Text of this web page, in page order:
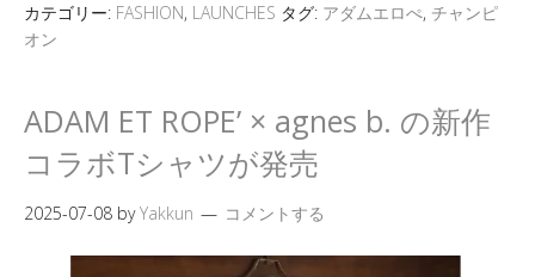
カテゴリー: FASHION, LAUNCHES タグ: アダムエロぺ, チャンピ
オン
ADAM ET ROPE’ × agnes b. の新作
コラボTシャツが発売
2025-07-08 byYakkun コメントする